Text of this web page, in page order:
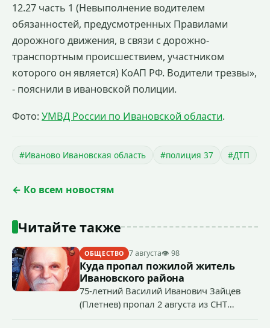
12.27 часть 1 (Невыполнение водителем
обязанностей, предусмотренных Правилами
дорожного движения, в связи с дорожно-
транспортным происшествием, участником
которого он является) КоАП РФ. Водители трезвы»,
- пояснили в ивановской полиции.
Фото: УМВД России по Ивановской области.
#Иваново Ивановская область #полиция 37 #ДТП
← Ко всем новостям
Читайте также
ОБЩЕСТВО 7 августа👁 98
Куда пропал пожилой житель
Ивановского района
75-летний Василий Иванович Зайцев
(Плетнев) пропал 2 августа из СНТ